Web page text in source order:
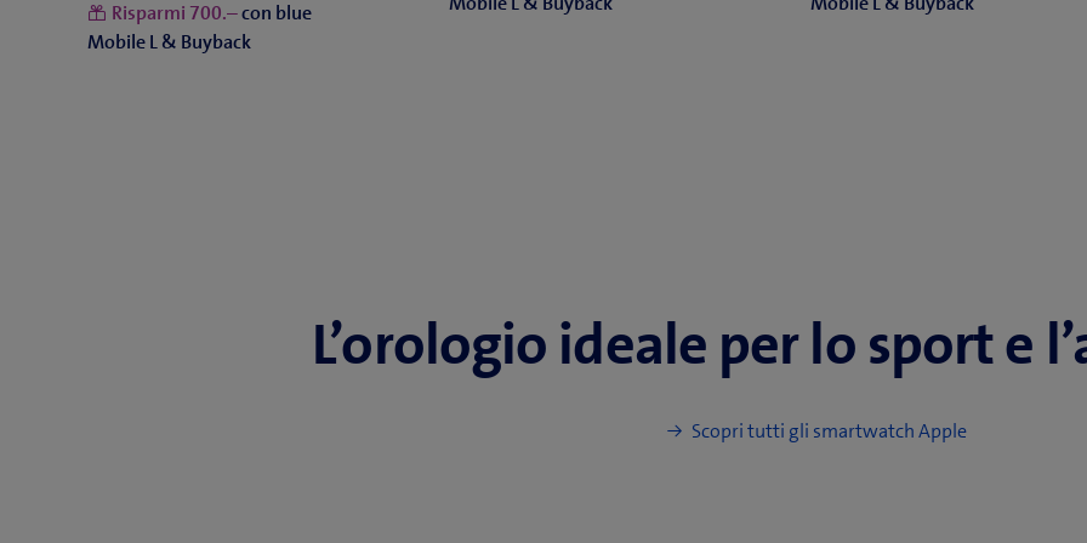
Risparmi
con blue
Mobile L & Buyback
L’orologio ideale per lo sport e
Scopri tutti gli smartwatch Apple